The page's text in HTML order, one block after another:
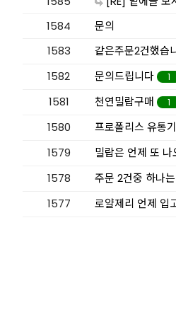
1584
문의
1583
같은주문2건했습
1582
문의드립니다 1
1581
천연밀랍구매 1
1580
프로폴리스 유통
1579
밀랍은 언제 또 나
1578
주문 2건중 하나
1577
로얄제리 언제 입